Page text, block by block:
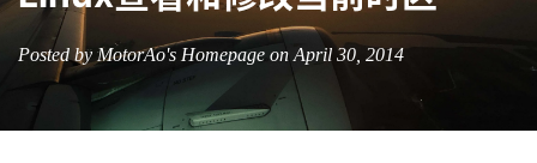
Posted by MotorAo's Homepage on April 30, 2014